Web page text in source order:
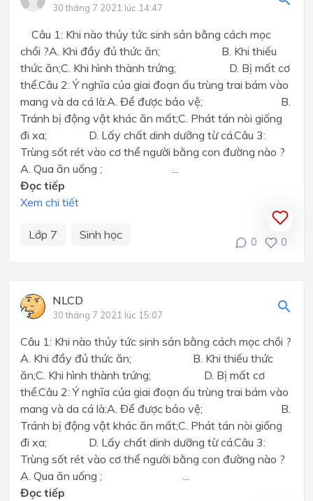
30 tháng 7 2021 lúc 14:47
Câu 1: Khi nào thủy tức sinh sản bằng cách mọc
chồi ?A. Khi đầy đủ thức ăn; B. Khi thiếu
thức ăn;C. Khi hình thành trứng; D. Bị mất cơ
thể.Câu 2: Ý nghĩa của giai đoạn ấu trùng trai bám vào
mang và da cá là:A. Để được bảo vệ; B.
Tránh bị động vật khác ăn mất;C. Phát tán nòi giống
đi xa; D. Lấy chất dinh dưỡng từ cá.Câu 3:
Trùng sốt rét vào cơ thể người bằng con đường nào ?
A. Qua ăn uống ; ...
Đọc tiếp
Xem chi tiết
Lớp 7 Sinh học
0 0
NLCD
30 tháng 7 2021 lúc 15:07
Câu 1: Khi nào thủy tức sinh sản bằng cách mọc chồi ?
A. Khi đầy đủ thức ăn; B. Khi thiếu thức
ăn;C. Khi hình thành trứng; D. Bị mất cơ
thể.Câu 2: Ý nghĩa của giai đoạn ấu trùng trai bám vào
mang và da cá là:A. Để được bảo vệ; B.
Tránh bị động vật khác ăn mất;C. Phát tán nòi giống
đi xa; D. Lấy chất dinh dưỡng từ cá.Câu 3:
Trùng sốt rét vào cơ thể người bằng con đường nào ?
A. Qua ăn uống ; ...
Đọc tiếp